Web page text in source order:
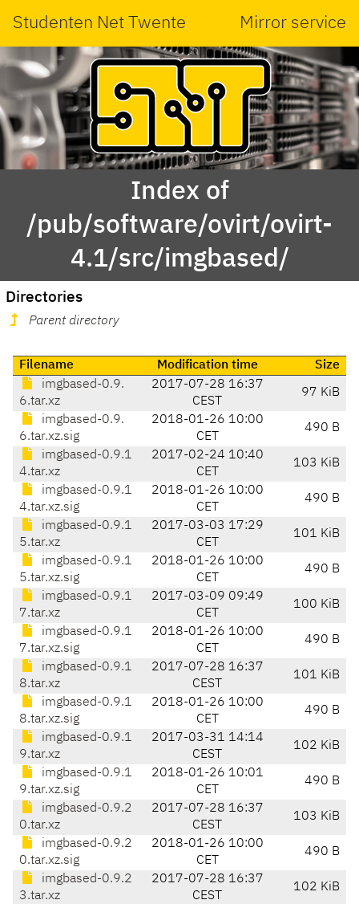
Studenten Net Twente Mirror service
Index of
/pub/software/ovirt/ovirt-
4.1/src/imgbased/
Directories
Parent directory
Filename Modification time
Size
imgbased-0.9.
6.tar.xz
2017-07-28 16:37
CEST
97 KiB
imgbased-0.9.
6.tar.xz.sig
2018-01-26 10:00
CET
490 B
imgbased-0.9.1
4.tar.xz
2017-02-24 10:40
CET
103 KiB
imgbased-0.9.1
4.tar.xz.sig
2018-01-26 10:00
CET
490 B
imgbased-0.9.1
5.tar.xz
2017-03-03 17:29
CET
101 KiB
imgbased-0.9.1
5.tar.xz.sig
2018-01-26 10:00
CET
490 B
imgbased-0.9.1
7.tar.xz
2017-03-09 09:49
CET
100 KiB
imgbased-0.9.1
7.tar.xz.sig
2018-01-26 10:00
CET
490 B
imgbased-0.9.1
8.tar.xz
2017-07-28 16:37
CEST
101 KiB
imgbased-0.9.1
8.tar.xz.sig
2018-01-26 10:00
CET
490 B
imgbased-0.9.1
9.tar.xz
2017-03-31 14:14
CEST
102 KiB
imgbased-0.9.1
9.tar.xz.sig
2018-01-26 10:01
CET
490 B
imgbased-0.9.2
0.tar.xz
2017-07-28 16:37
CEST
103 KiB
imgbased-0.9.2
0.tar.xz.sig
2018-01-26 10:00
CET
490 B
imgbased-0.9.2
3.tar.xz
2017-07-28 16:37
CEST
102 KiB